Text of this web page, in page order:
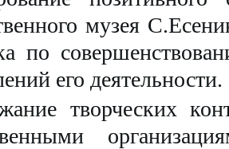
музея
по
его деятельности.
творческих